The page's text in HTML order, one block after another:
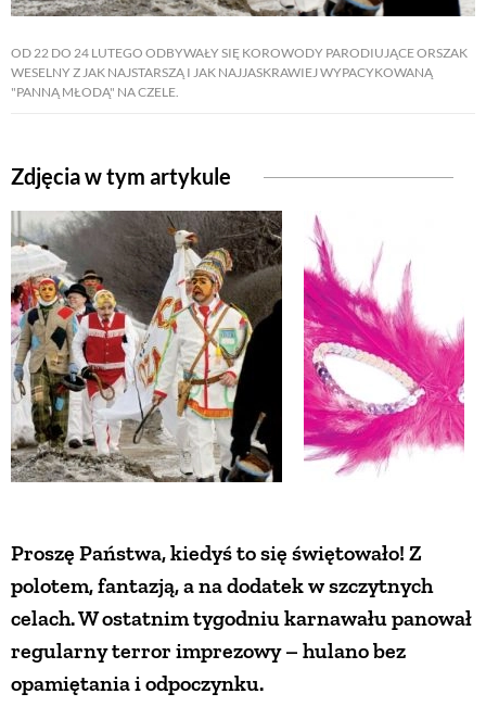
OD 22 DO 24 LUTEGO ODBYWAŁY SIĘ KOROWODY PARODIUJĄCE ORSZAK
WESELNY Z JAK NAJSTARSZĄ I JAK NAJJASKRAWIEJ WYPACYKOWANĄ
"PANNĄ MŁODĄ" NA CZELE.
Zdjęcia w tym artykule
Proszę Państwa, kiedyś to się świętowało! Z
polotem, fantazją, a na dodatek w szczytnych
celach. W ostatnim tygodniu karnawału panował
regularny terror imprezowy – hulano bez
opamiętania i odpoczynku.
NATURALNIE
NATURALNA APTECZKA
DLA DOMU
EKO ŻYCIE
PRZYRODA
ZWIERZĘTA DOMOWE
GRZYBY
KRAJOBRAZ